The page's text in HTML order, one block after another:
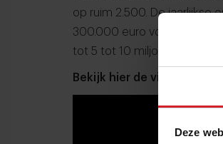
Deze
op ruim 2.500. De jaarlijkse
300.000 euro voor kleine
tot 5 tot 10 miljoen euro
Bekijk hier de video:Â